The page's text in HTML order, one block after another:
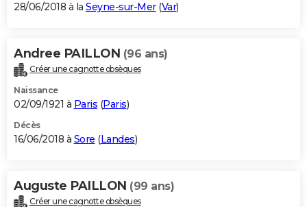
28/06/2018 à la Seyne-sur-Mer(Var)
Andree PAILLON (96 ans)
Créer une cagnotte obsèques
Naissance
02/09/1921 à Paris (Paris)
Décès
16/06/2018 à Sore (Landes)
Auguste PAILLON (99 ans)
Créer une cagnotte obsèques